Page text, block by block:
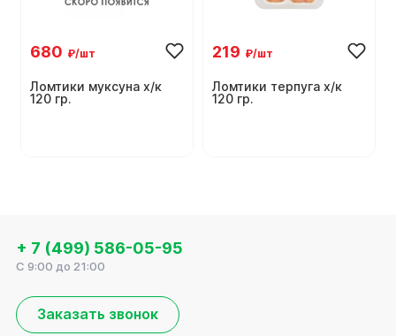
680 ₽/шт
Ломтики муксуна х/к
120 гр.
219 ₽/шт
Ломтики терпуга х/к
120 гр.
+ 7 (499) 586-05-95
C 9:00 до 21:00
Заказать звонок